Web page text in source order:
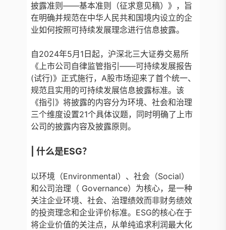
披露准则——基本准则（征求意见稿）》，旨
在明确并规范在中华人民共和国境内设立的企
业如何按照可持续发展理念进行信息披露。
自2024年5月1日起，沪深北三大证券交易所
《上市公司自律监管指引——可持续发展报告
(试行)》正式施行，A股市场迎来了首个统一、
规范且实用的可持续发展信息披露标准。该
《指引》将披露的内容分为环境、社会和治理
三个维度设置21个具体议题，同时明确了上市
公司的披露内容及披露原则。
什么是ESG？
以环境（Environmental）、社会（Social）
和公司治理（ Governance）为核心，是一种
关注企业环境、社会、治理绩效而非财务绩效
的投资理念和企业评价标准。ESG的核心在于
将企业价值的关注点，从单纯追求利润最大化